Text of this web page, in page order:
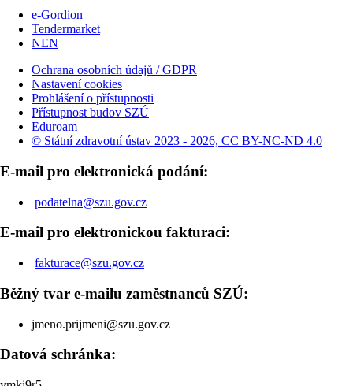
e-Gordion
Tendermarket
NEN
Ochrana osobních údajů / GDPR
Nastavení cookies
Prohlášení o přístupnosti
Přístupnost budov SZÚ
Eduroam
© Státní zdravotní ústav 2023 - 2026, CC BY-NC-ND 4.0
E-mail pro elektronická podání:
podatelna@szu.gov.cz
E-mail pro elektronickou fakturaci:
fakturace@szu.gov.cz
Běžný tvar e-mailu zaměstnanců SZÚ:
jmeno.prijmeni@szu.gov.cz
Datová schránka: